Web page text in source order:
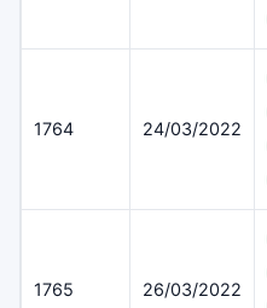
1764 24/03/2022
1765 26/03/2022